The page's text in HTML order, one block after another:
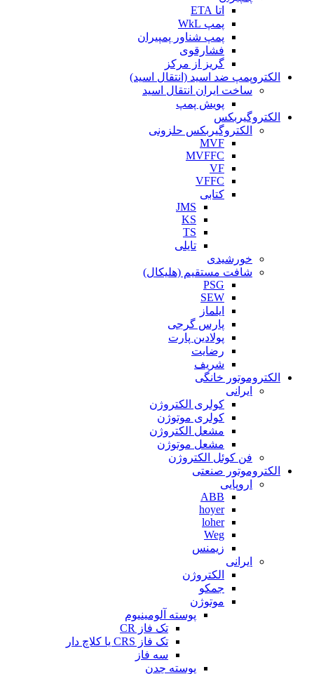
اتا ETA
پمپ WkL
پمپ شناور پمپیران
فشارقوی
گریز از مرکز
الکتروپمپ ضد اسید (انتقال اسید)
ساخت ایران انتقال اسید
پویش پمپ
الکتروگیربکس
الکتروگیربکس حلزونی
MVF
MVFFC
VF
VFFC
کتابی
JMS
KS
TS
تایلی
خورشیدی
شافت مستقیم (هلیکال)
PSG
SEW
ایلماز
پارس گرجی
پولادین پارت
رضایت
شریف
الکتروموتور خانگی
ایرانی
کولری الکتروژن
کولری موتوژن
مشعل الکتروژن
مشعل موتوژن
فن کوئل الکتروژن
الکتروموتور صنعتی
اروپایی
ABB
hoyer
loher
Weg
زیمنس
ایرانی
الکتروژن
جمکو
موتوژن
پوسته آلومینیوم
تک فاز CR
تک فاز CRS یا کلاچ دار
سه فاز
پوسته چدن